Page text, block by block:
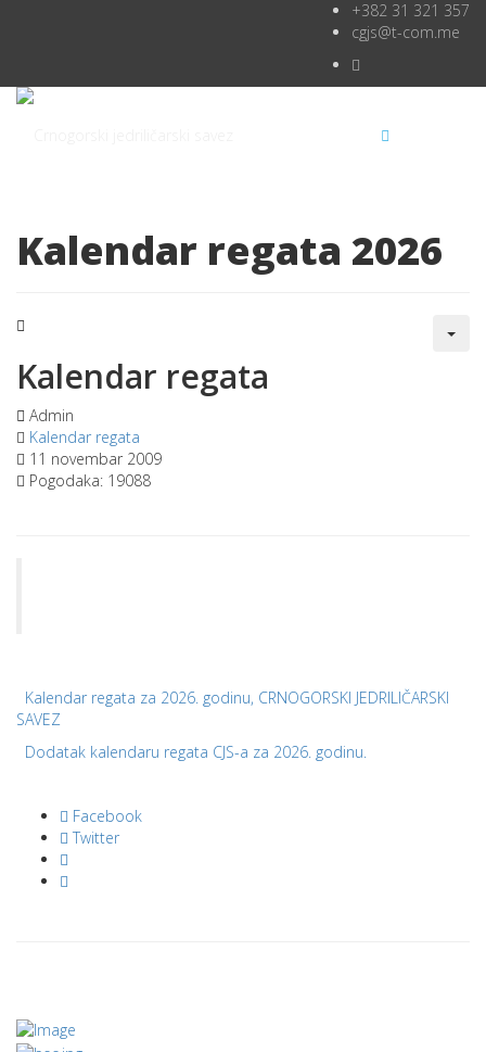
+382 31 321 357
cgjs@t-com.me
Kalendar regata 2026
Kalendar regata
Admin
Kalendar regata
11 novembar 2009
Pogodaka: 19088
Kalendar regata za 2026. godinu, CRNOGORSKI JEDRILIČARSKI
SAVEZ
Dodatak kalendaru regata CJS-a za 2026. godinu.
Facebook
Twitter